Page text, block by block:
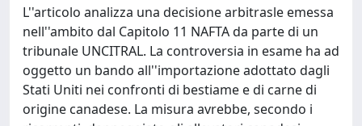
L''articolo analizza una decisione arbitrasle emessa
nell''ambito dal Capitolo 11 NAFTA da parte di un
tribunale UNCITRAL. La controversia in esame ha ad
oggetto un bando all''importazione adottato dagli
Stati Uniti nei confronti di bestiame e di carne di
origine canadese. La misura avrebbe, secondo i